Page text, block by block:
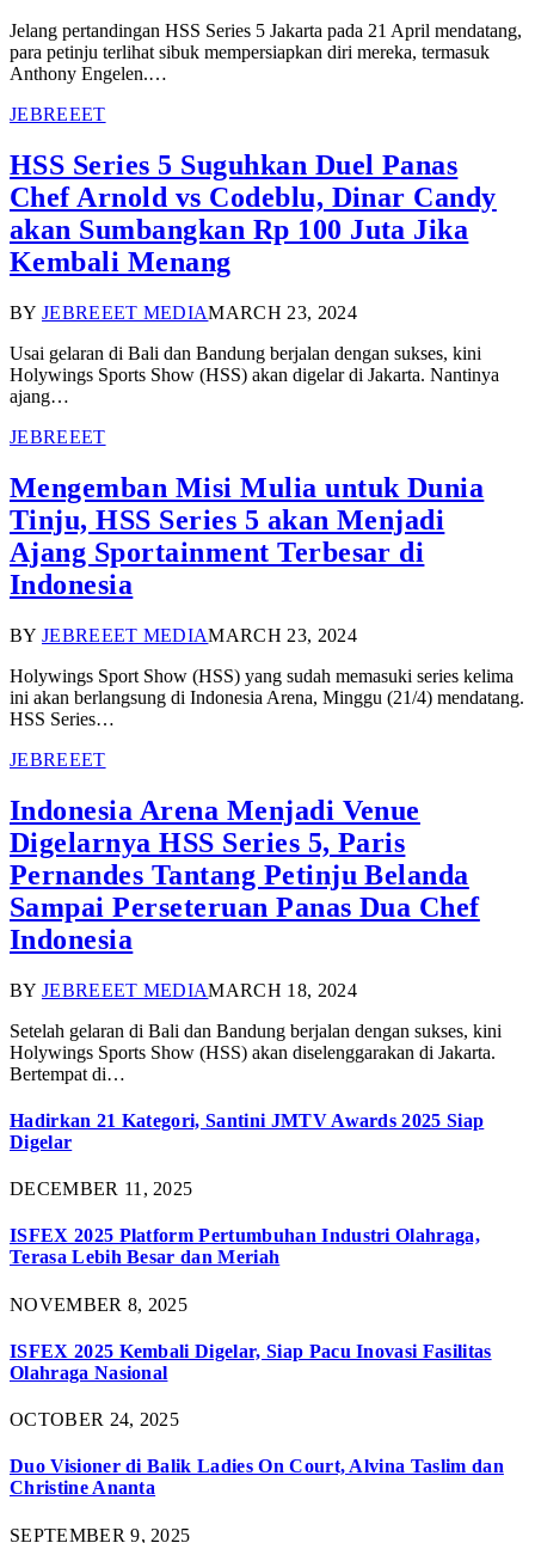
Jelang pertandingan HSS Series 5 Jakarta pada 21 April mendatang,
para petinju terlihat sibuk mempersiapkan diri mereka, termasuk
Anthony Engelen.…
JEBREEET
HSS Series 5 Suguhkan Duel Panas
Chef Arnold vs Codeblu, Dinar Candy
akan Sumbangkan Rp 100 Juta Jika
Kembali Menang
BY JEBREEET MEDIAMARCH 23, 2024
Usai gelaran di Bali dan Bandung berjalan dengan sukses, kini
Holywings Sports Show (HSS) akan digelar di Jakarta. Nantinya
ajang…
JEBREEET
Mengemban Misi Mulia untuk Dunia
Tinju, HSS Series 5 akan Menjadi
Ajang Sportainment Terbesar di
Indonesia
BY JEBREEET MEDIAMARCH 23, 2024
Holywings Sport Show (HSS) yang sudah memasuki series kelima
ini akan berlangsung di Indonesia Arena, Minggu (21/4) mendatang.
HSS Series…
JEBREEET
Indonesia Arena Menjadi Venue
Digelarnya HSS Series 5, Paris
Pernandes Tantang Petinju Belanda
Sampai Perseteruan Panas Dua Chef
Indonesia
BY JEBREEET MEDIAMARCH 18, 2024
Setelah gelaran di Bali dan Bandung berjalan dengan sukses, kini
Holywings Sports Show (HSS) akan diselenggarakan di Jakarta.
Bertempat di…
Hadirkan 21 Kategori, Santini JMTV Awards 2025 Siap
Digelar
DECEMBER 11, 2025
ISFEX 2025 Platform Pertumbuhan Industri Olahraga,
Terasa Lebih Besar dan Meriah
NOVEMBER 8, 2025
ISFEX 2025 Kembali Digelar, Siap Pacu Inovasi Fasilitas
Olahraga Nasional
OCTOBER 24, 2025
Duo Visioner di Balik Ladies On Court, Alvina Taslim dan
Christine Ananta
SEPTEMBER 9, 2025